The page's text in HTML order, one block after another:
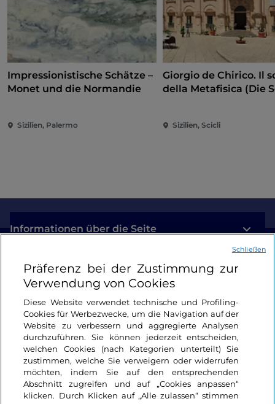
Impressionistische Schätze –
Monet und die Normandie
Sizilien, Palermo
Giorgio de Chirico. Il
della Metafisica (Die
Sizilien, Scicli
Informationen über die Seite
Nützliche Links
Login
Bleiben wir in Kontakt
Präferenz bei der Zustimmung zur
Verwendung von Cookies
Diese Website verwendet technische und Profiling-
Cookies für Werbezwecke, um die Navigation auf der
Website zu verbessern und aggregierte Analysen
durchzuführen. Sie können jederzeit entscheiden,
welchen Cookies (nach Kategorien unterteilt) Sie
zustimmen, welche Sie verweigern oder widerrufen
möchten, indem Sie auf den entsprechenden
Abschnitt zugreifen und auf „Cookies anpassen“
klicken. Durch Klicken auf „Alle zulassen“ stimmen
Schließen